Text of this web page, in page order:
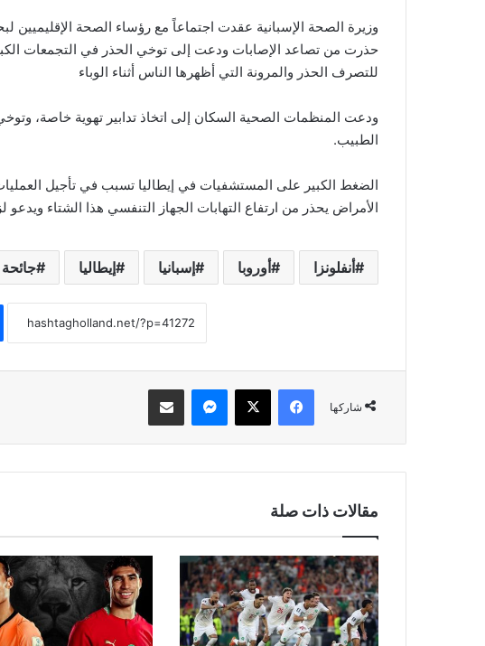
وزيرة الصحة الإسبانية عقدت اجتماعاً مع رؤساء الصحة الإقليميين
حذرت من تصاعد الإصابات ودعت إلى توخي الحذر في التجمعات
للتصرف الحذر والمرونة التي أظهرها الناس أثناء الوباء
ودعت المنظمات الصحية السكان إلى اتخاذ تدابير تهوية خاصة،
الطبيب.
الضغط الكبير على المستشفيات في إيطاليا تسبب في تأجيل العمليات
الأمراض يحذر من ارتفاع التهابات الجهاز التنفسي هذا الشتاء ويدعو
أنفلونزا أوروبا إسبانيا إيطاليا جائحة
شاركها
فيسبوك ‫X ماسنجر مشاركة عبر البريد
مقالات ذات صلة